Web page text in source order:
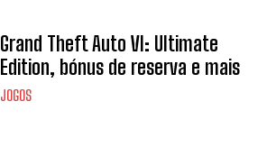
Grand Theft Auto VI: Ultimate
Edition, bónus de reserva e mais
JOGOS